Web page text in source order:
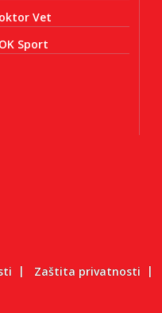
Vet
Sport
Zaštita privatnosti